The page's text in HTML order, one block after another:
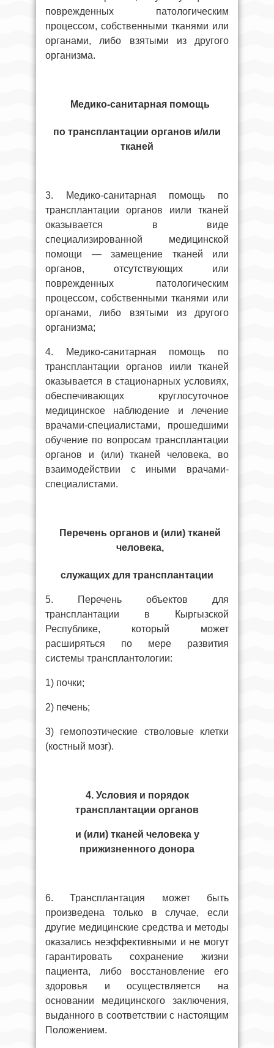
поврежденных патологическим
процессом, собственными тканями или
органами, либо взятыми из другого
организма.
Медико-санитарная помощь
по трансплантации органов и/или
тканей
3. Медико-санитарная помощь по
трансплантации органов иили тканей
оказывается в виде
специализированной медицинской
помощи — замещение тканей или
органов, отсутствующих или
поврежденных патологическим
процессом, собственными тканями или
органами, либо взятыми из другого
организма;
4. Медико-санитарная помощь по
трансплантации органов иили тканей
оказывается в стационарных условиях,
обеспечивающих круглосуточное
медицинское наблюдение и лечение
врачами-специалистами, прошедшими
обучение по вопросам трансплантации
органов и (или) тканей человека, во
взаимодействии с иными врачами-
специалистами.
Перечень органов и (или) тканей
человека,
служащих для трансплантации
5. Перечень объектов для
трансплантации в Кыргызской
Республике, который может
расширяться по мере развития
системы трансплантологии:
1) почки;
2) печень;
3) гемопоэтические стволовые клетки
(костный мозг).
4. Условия и порядок
трансплантации органов
и (или) тканей человека у
прижизненного донора
6. Трансплантация может быть
произведена только в случае, если
другие медицинские средства и методы
оказались неэффективными и не могут
гарантировать сохранение жизни
пациента, либо восстановление его
здоровья и осуществляется на
основании медицинского заключения,
выданного в соответствии с настоящим
Положением.